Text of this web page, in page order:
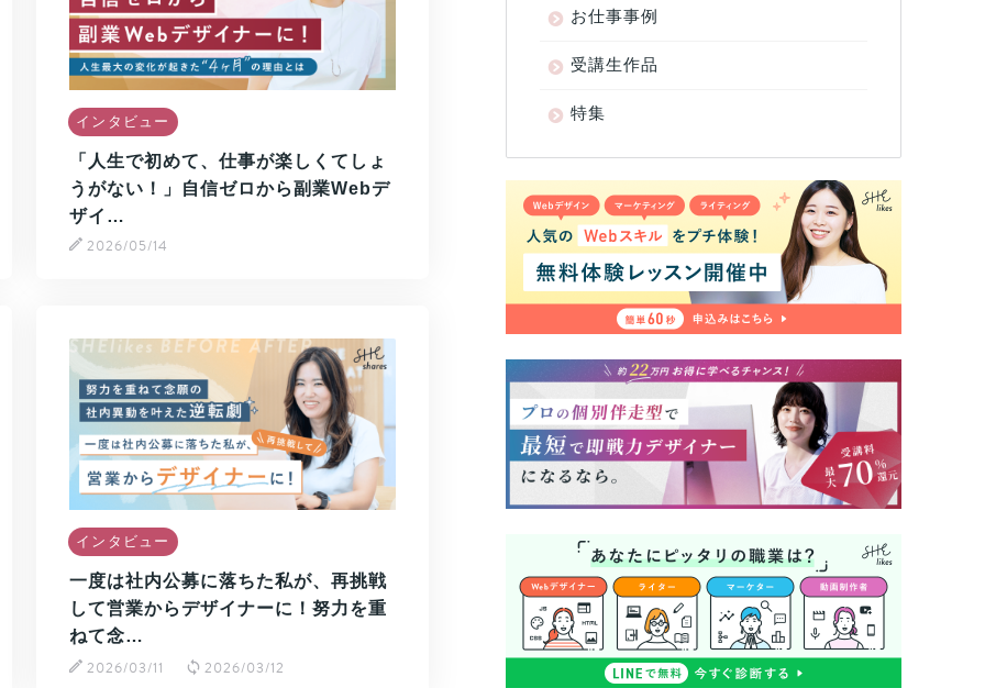
インタビュー
「人生で初めて、仕事が楽しくてしょ
うがない！」自信ゼロから副業Webデ
ザイ…
2026/05/14
インタビュー
一度は社内公募に落ちた私が、再挑戦
して営業からデザイナーに！努力を重
ねて念…
2026/03/11 2026/03/12
お仕事事例
受講生作品
特集